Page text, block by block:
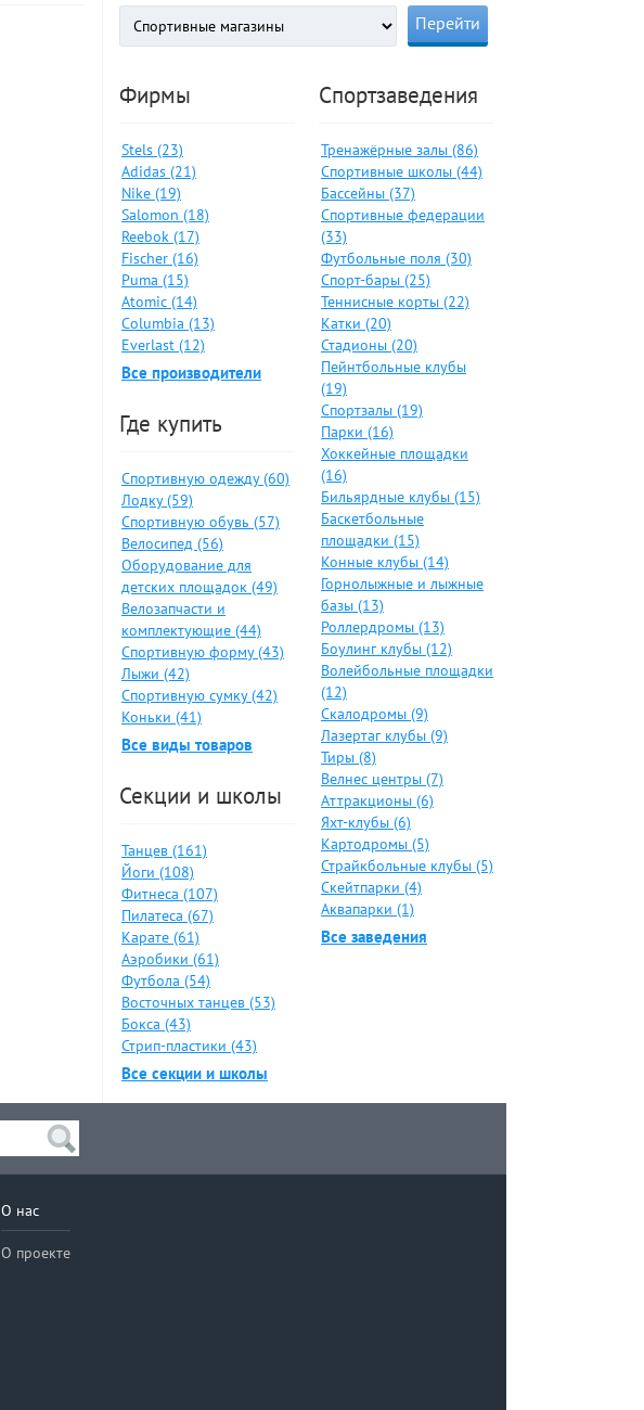
Фирмы
Stels (23)
Adidas (21)
Nike (19)
Salomon (18)
Reebok (17)
Fischer (16)
Puma (15)
Atomic (14)
Columbia (13)
Everlast (12)
Все производители
Где купить
Спортивную одежду (60)
Лодку (59)
Спортивную обувь (57)
Велосипед (56)
Оборудование для
детских площадок (49)
Велозапчасти и
комплектующие (44)
Спортивную форму (43)
Лыжи (42)
Спортивную сумку (42)
Коньки (41)
Все виды товаров
Секции и школы
Танцев (161)
Йоги (108)
Фитнеса (107)
Пилатеса (67)
Карате (61)
Аэробики (61)
Футбола (54)
Восточных танцев (53)
Бокса (43)
Стрип-пластики (43)
Все секции и школы
Спортзаведения
Тренажёрные залы (86)
Спортивные школы (44)
Бассейны (37)
Спортивные федерации
(33)
Футбольные поля (30)
Спорт-бары (25)
Теннисные корты (22)
Катки (20)
Стадионы (20)
Пейнтбольные клубы
(19)
Спортзалы (19)
Парки (16)
Хоккейные площадки
(16)
Бильярдные клубы (15)
Баскетбольные
площадки (15)
Конные клубы (14)
Горнолыжные и лыжные
базы (13)
Роллердромы (13)
Боулинг клубы (12)
Волейбольные площадки
(12)
Скалодромы (9)
Лазертаг клубы (9)
Тиры (8)
Велнес центры (7)
Аттракционы (6)
Яхт-клубы (6)
Картодромы (5)
Страйкбольные клубы (5)
Скейтпарки (4)
Аквапарки (1)
Все заведения
О нас
О проекте